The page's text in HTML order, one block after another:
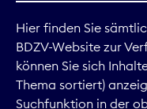
Hier finden Sie
BDZV-Website zur
können Sie sich
Thema sortiert)
Suchfunktion in der